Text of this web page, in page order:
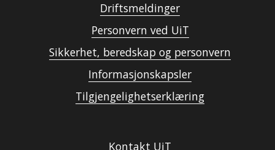
Driftsmeldinger
Personvern ved UiT
Sikkerhet, beredskap og personvern
Informasjonskapsler
Tilgjengelighetserklæring
Kontakt UiT